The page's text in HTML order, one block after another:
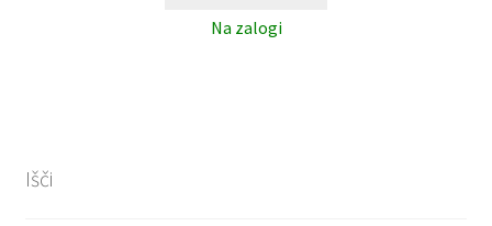
Na zalogi
Išči